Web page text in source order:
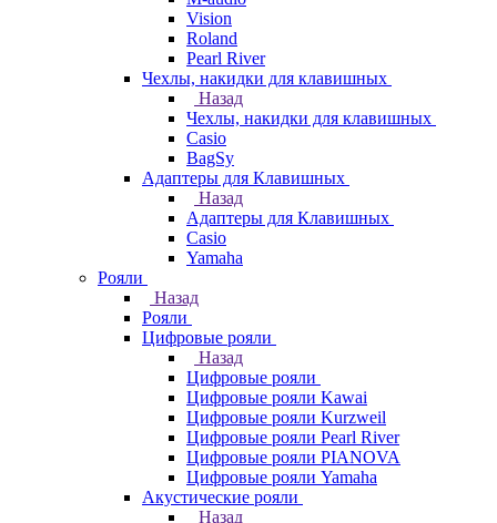
Vision
Roland
Pearl River
Чехлы, накидки для клавишных
Назад
Чехлы, накидки для клавишных
Casio
BagSy
Адаптеры для Клавишных
Назад
Адаптеры для Клавишных
Casio
Yamaha
Рояли
Назад
Рояли
Цифровые рояли
Назад
Цифровые рояли
Цифровые рояли Kawai
Цифровые рояли Kurzweil
Цифровые рояли Pearl River
Цифровые рояли PIANOVA
Цифровые рояли Yamaha
Акустические рояли
Назад